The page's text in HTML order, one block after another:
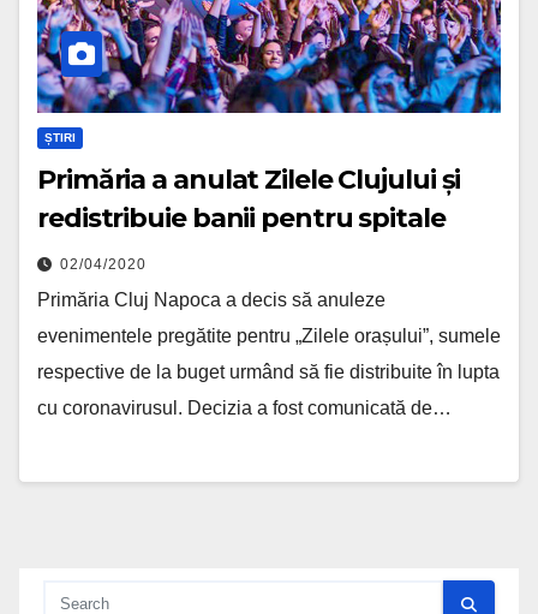
ȘTIRI
Primăria a anulat Zilele Clujului și
redistribuie banii pentru spitale
02/04/2020
Primăria Cluj Napoca a decis să anuleze
evenimentele pregătite pentru „Zilele orașului”, sumele
respective de la buget urmând să fie distribuite în lupta
cu coronavirusul. Decizia a fost comunicată de…